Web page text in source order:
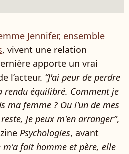
Jennifer, ensemble
, vivent une relation
apporte un vrai
l’acteur. “J'ai peur de perdre
rendu équilibré. Comment je
ma femme ? Ou l'un de mes
je peux m'en arranger”,
Psychologies, avant
m'a fait homme et père, elle